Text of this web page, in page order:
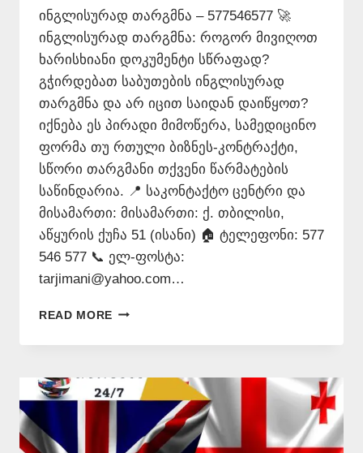
ინგლისურად თარგმნა – 577546577 🚀
ინგლისურად თარგმნა: როგორ მივიღოთ
ხარისხიანი დოკუმენტი სწრაფად?
გჭირდებათ საბუთების ინგლისურად
თარგმნა და არ იცით საიდან დაიწყოთ?
იქნება ეს პირადი მიმოწერა, სამედიცინო
ფორმა თუ რთული ბიზნეს-კონტრაქტი,
სწორი თარგმანი თქვენი წარმატების
საწინდარია. 📍 საკონტაქტო ცენტრი და
მისამართი: მისამართი: ქ. თბილისი,
აწყურის ქუჩა 51 (ისანი) 🏠 ტელეფონი: 577
546 577 📞 ელ-ფოსტა:
tarjimani@yahoo.com…
READ MORE ᲘᲜᲒᲚᲘᲡᲣᲠᲐᲓ
–